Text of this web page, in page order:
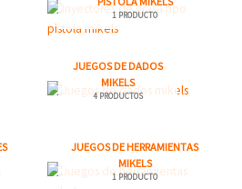
1 PRODUCTO
JUEGOS DE DADOS
MIKELS
4 PRODUCTOS
JUEGOS DE HERRAMIENTAS
MIKELS
1 PRODUCTO